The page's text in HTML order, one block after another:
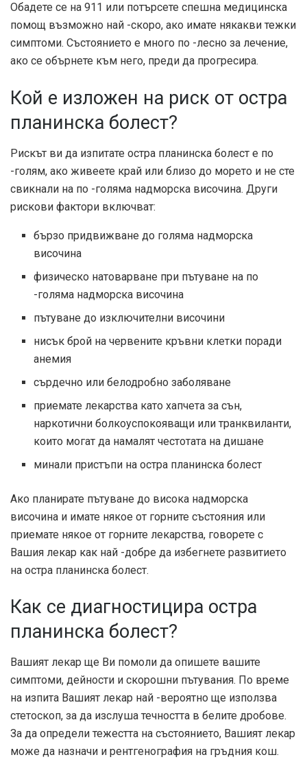
Обадете се на 911 или потърсете спешна медицинска
помощ възможно най -скоро, ако имате някакви тежки
симптоми. Състоянието е много по -лесно за лечение,
ако се обърнете към него, преди да прогресира.
Кой е изложен на риск от остра
планинска болест?
Рискът ви да изпитате остра планинска болест е по
-голям, ако живеете край или близо до морето и не сте
свикнали на по -голяма надморска височина. Други
рискови фактори включват:
бързо придвижване до голяма надморска
височина
физическо натоварване при пътуване на по
-голяма надморска височина
пътуване до изключителни височини
нисък брой на червените кръвни клетки поради
анемия
сърдечно или белодробно заболяване
приемате лекарства като хапчета за сън,
наркотични болкоуспокояващи или транквиланти,
които могат да намалят честотата на дишане
минали пристъпи на остра планинска болест
Ако планирате пътуване до висока надморска
височина и имате някое от горните състояния или
приемате някое от горните лекарства, говорете с
Вашия лекар как най -добре да избегнете развитието
на остра планинска болест.
Как се диагностицира остра
планинска болест?
Вашият лекар ще Ви помоли да опишете вашите
симптоми, дейности и скорошни пътувания. По време
на изпита Вашият лекар най -вероятно ще използва
стетоскоп, за да изслуша течността в белите дробове.
За да определи тежестта на състоянието, Вашият лекар
може да назначи и рентгенография на гръдния кош.